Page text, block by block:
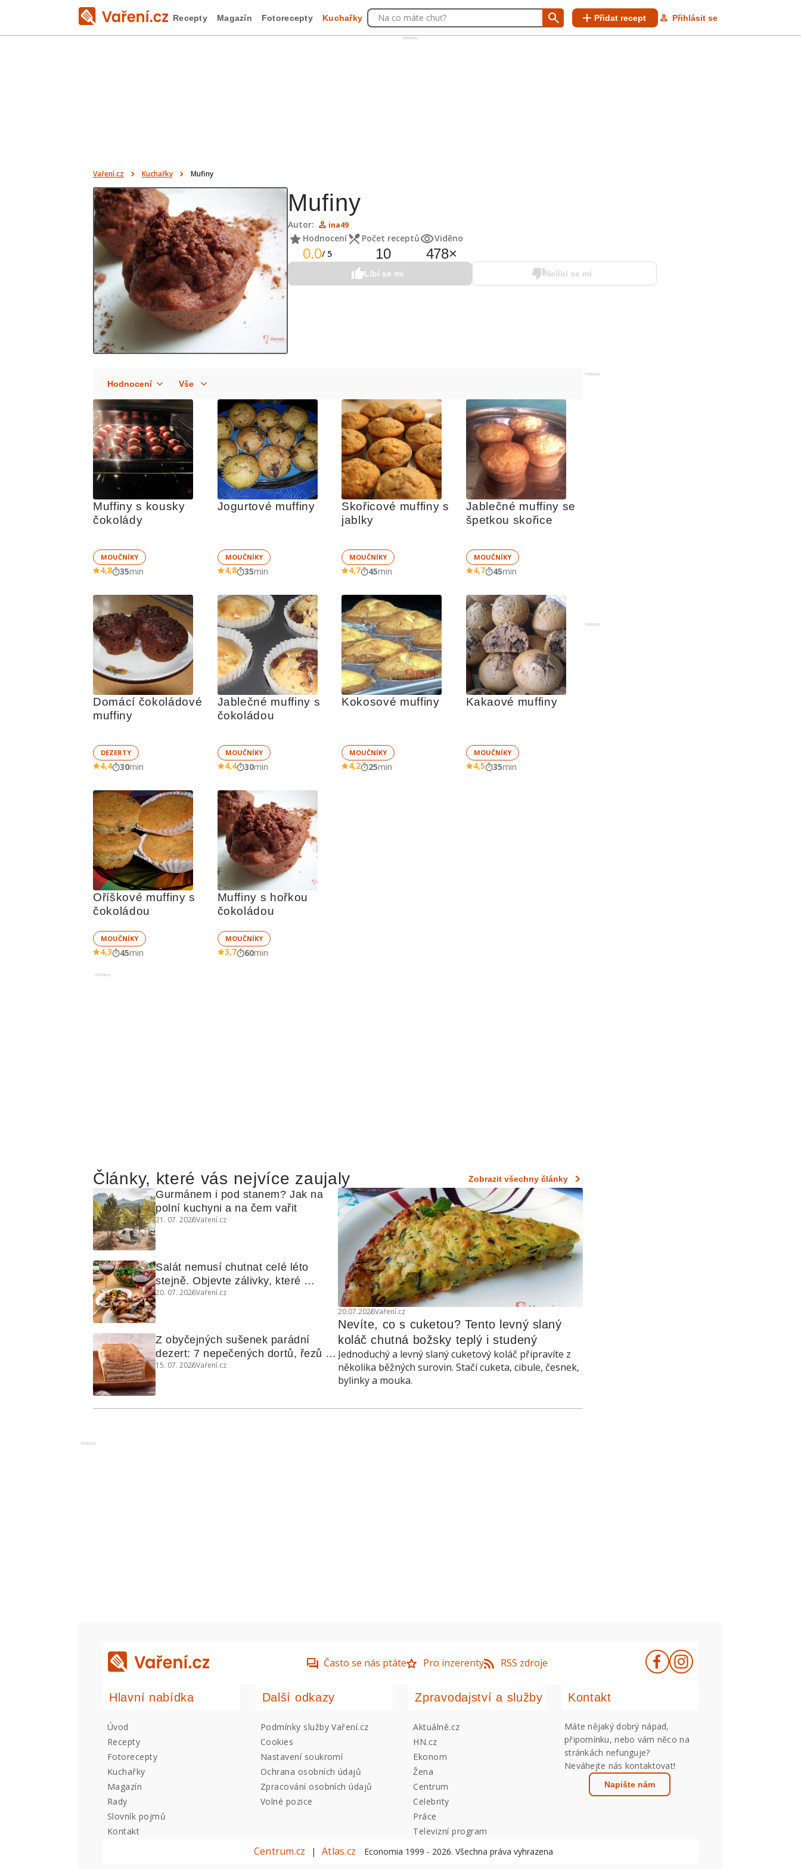
Reklama
Recepty Magazín Fotorecepty Kuchařky Na co máte chuť? Přidat recept Přihlásit se
Vaření.cz Kuchařky Mufiny
Mufiny
Autor: ina49
Hodnocení
0.0/ 5
Počet receptů
10
Viděno
478×
Líbí se mi Nelíbí se mi
Muffiny s kousky
čokolády
MOUČNÍKY
4,8 35min
Jogurtové muffiny
MOUČNÍKY
4,8 35min
Skořicové muffiny s
jablky
MOUČNÍKY
4,7 45min
Jablečné muffiny se
špetkou skořice
MOUČNÍKY
4,7 45min
Domácí čokoládové
muffiny
DEZERTY
4,4 30min
Jablečné muffiny s
čokoládou
MOUČNÍKY
4,4 30min
Kokosové muffiny
MOUČNÍKY
4,2 25min
Kakaové muffiny
MOUČNÍKY
4,5 35min
Oříškové muffiny s
čokoládou
MOUČNÍKY
4,3 45min
Muffiny s hořkou
čokoládou
MOUČNÍKY
3,7 60min
Reklama
Články, které vás nejvíce zaujaly Zobrazit všechny články
20.07.2026Vaření.cz
Nevíte, co s cuketou? Tento levný slaný
koláč chutná božsky teplý i studený
Jednoduchý a levný slaný cuketový koláč připravíte z
několika běžných surovin. Stačí cuketa, cibule, česnek,
bylinky a mouka.
Gurmánem i pod stanem? Jak na
polní kuchyni a na čem vařit
21. 07. 2026Vaření.cz
Salát nemusí chutnat celé léto
stejně. Objevte zálivky, které
využijete i na maso, nudle nebo
20. 07. 2026Vaření.cz
Z obyčejných sušenek parádní
dezert: 7 nepečených dortů, řezů a
koláčů
15. 07. 2026Vaření.cz
Reklama
Reklama
Reklama
Často se nás ptáte Pro inzerenty RSS zdroje
Hlavní nabídka
Úvod
Recepty
Fotorecepty
Kuchařky
Magazín
Rady
Slovník pojmů
Kontakt
Další odkazy
Podmínky služby Vaření.cz
Cookies
Nastavení soukromí
Ochrana osobních údajů
Zpracování osobních údajů
Volné pozice
Zpravodajství a služby
Aktuálně.cz
HN.cz
Ekonom
Žena
Centrum
Celebrity
Práce
Televizní program
Kontakt
Máte nějaký dobrý nápad,
připomínku, nebo vám něco na
stránkách nefunguje?
Neváhejte nás kontaktovat!
Napište nám
Centrum.cz | Atlas.cz Economia 1999 - 2026. Všechna práva vyhrazena